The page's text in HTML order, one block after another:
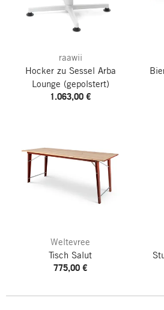
raawii
Hocker zu Sessel Arba
Lounge (gepolstert)
1.063,00 €
Weltevree
Tisch Salut
775,00 €